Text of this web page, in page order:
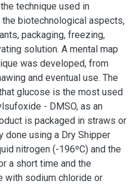
technique used in
biotechnological aspects,
packaging, freezing,
solution. A mental map
was developed, from
and eventual use. The
glucose is the most used
- DMSO, as an
is packaged in straws or
using a Dry Shipper
nitrogen (-196ºC) and the
a short time and the
with sodium chloride or